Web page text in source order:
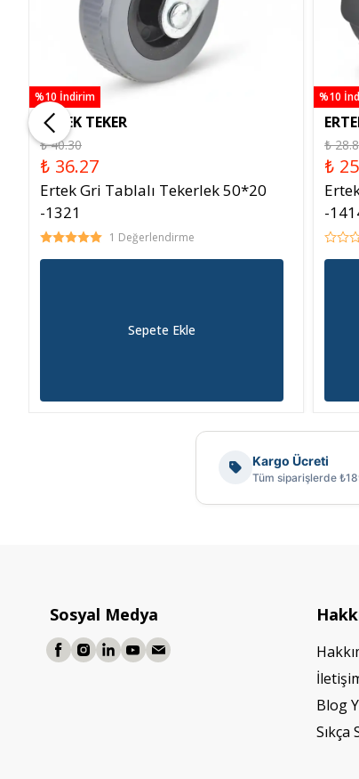
%10 İndirim
ERTEK TEKER
₺ 40.30
₺ 36.27
Ertek Gri Tablalı Tekerlek 50*20
-1321
1 Değerlendirme
Sepete Ekle
%10
₺
₺
-
Kargo Ücreti
Tüm siparişlerde
Sosyal Medya
Blog